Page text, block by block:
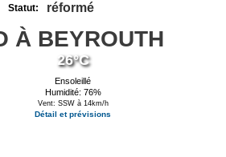
Statut: réformé
À BEYROUTH
26°C
Ensoleillé
Humidité: 76%
Vent: SSW à 14km/h
Détail et prévisions